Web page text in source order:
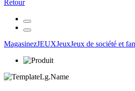
Retour
MagasinezJEUXJeuxJeux de société et